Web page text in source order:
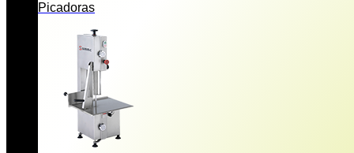
Picadoras